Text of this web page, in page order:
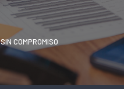
COMPROMISO